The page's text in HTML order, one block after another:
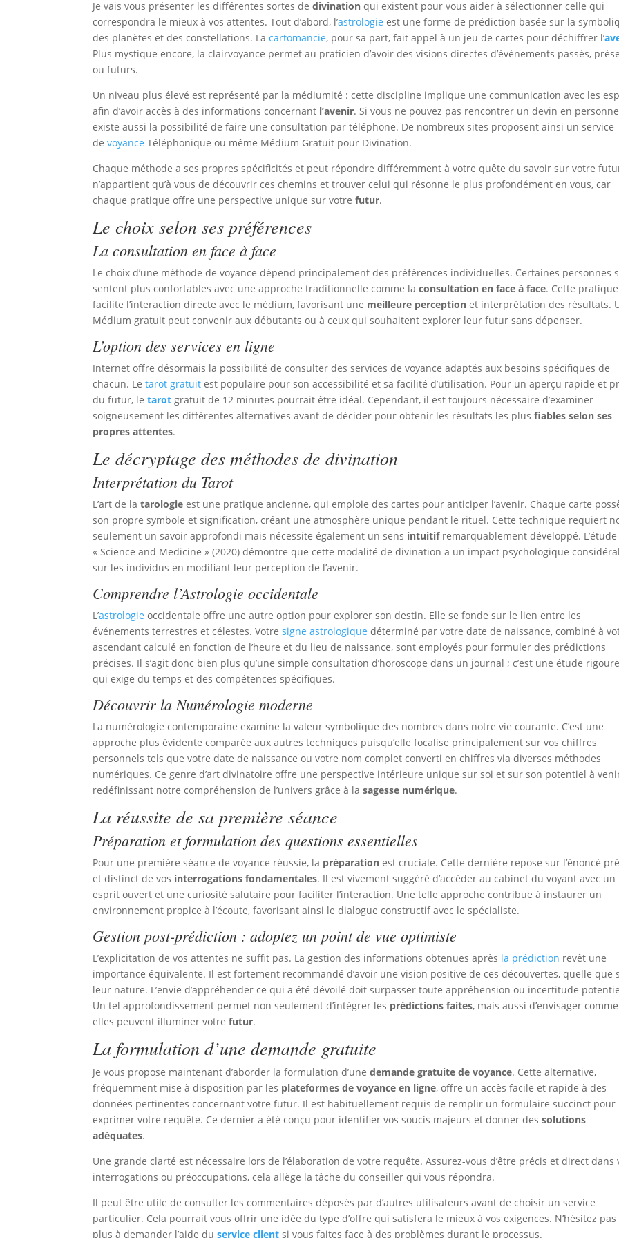
Je vais vous présenter les différentes sortes dedivination qui existent pour vous aider à sélectionner celle qui
correspondra le mieux à vos attentes. Tout d’abord, l’astrologie est une forme de prédiction basée sur la
des planètes et des constellations. Lacartomancie, pour sa part, fait appel à un jeu de cartes pour déchiffrer l’
Plus mystique encore, la clairvoyance permet au praticien d’avoir des visions directes d’événements passés,
ou futurs.
Un niveau plus élevé est représenté par la médiumité : cette discipline implique une communication avec les
afin d’avoir accès à des informations concernant l’avenir. Si vous ne pouvez pas rencontrer un devin en
existe aussi la possibilité de faire une consultation par téléphone. De nombreux sites proposent ainsi un service
devoyance Téléphonique ou même Médium Gratuit pour Divination.
Chaque méthode a ses propres spécificités et peut répondre différemment à votre quête du savoir sur votre
n’appartient qu’à vous de découvrir ces chemins et trouver celui qui résonne le plus profondément en vous, car
chaque pratique offre une perspective unique sur votrefutur.
Le choix selon ses préférences
La consultation en face à face
Le choix d’une méthode de voyance dépend principalement des préférences individuelles. Certaines personnes
sentent plus confortables avec une approche traditionnelle comme laconsultation en face à face. Cette pratique
facilite l’interaction directe avec le médium, favorisant une meilleure perception et interprétation des résultats.
Médium gratuit peut convenir aux débutants ou à ceux qui souhaitent explorer leur futur sans dépenser.
L’option des services en ligne
Internet offre désormais la possibilité de consulter des services de voyance adaptés aux besoins spécifiques de
chacun. Letarot gratuit est populaire pour son accessibilité et sa facilité d’utilisation. Pour un aperçu rapide et
du futur, letarot gratuit de 12 minutes pourrait être idéal. Cependant, il est toujours nécessaire d’examiner
soigneusement les différentes alternatives avant de décider pour obtenir les résultats les plusfiables selon ses
propres attentes.
Le décryptage des méthodes de divination
Interprétation du Tarot
L’art de latarologie est une pratique ancienne, qui emploie des cartes pour anticiper l’avenir. Chaque carte
son propre symbole et signification, créant une atmosphère unique pendant le rituel. Cette technique requiert
seulement un savoir approfondi mais nécessite également un sens intuitifremarquablement développé. L’étude
« Science and Medicine » (2020) démontre que cette modalité de divination a un impact psychologique
sur les individus en modifiant leur perception de l’avenir.
Comprendre l’Astrologie occidentale
L’astrologie occidentale offre une autre option pour explorer son destin. Elle se fonde sur le lien entre les
événements terrestres et célestes. Votresigne astrologique déterminé par votre date de naissance, combiné à
ascendant calculé en fonction de l’heure et du lieu de naissance, sont employés pour formuler des prédictions
précises. Il s’agit donc bien plus qu’une simple consultation d’horoscope dans un journal ; c’est une étude
qui exige du temps et des compétences spécifiques.
Découvrir la Numérologie moderne
La numérologie contemporaine examine la valeur symbolique des nombres dans notre vie courante. C’est une
approche plus évidente comparée aux autres techniques puisqu’elle focalise principalement sur vos chiffres
personnels tels que votre date de naissance ou votre nom complet converti en chiffres via diverses méthodes
numériques. Ce genre d’art divinatoire offre une perspective intérieure unique sur soi et sur son potentiel à
redéfinissant notre compréhension de l’univers grâce à lasagesse numérique.
La réussite de sa première séance
Préparation et formulation des questions essentielles
Pour une première séance de voyance réussie, la préparation est cruciale. Cette dernière repose sur l’énoncé
et distinct de vos interrogations fondamentales. Il est vivement suggéré d’accéder au cabinet du voyant avec un
esprit ouvert et une curiosité salutaire pour faciliter l’interaction. Une telle approche contribue à instaurer un
environnement propice à l’écoute, favorisant ainsi le dialogue constructif avec le spécialiste.
Gestion post-prédiction : adoptez un point de vue optimiste
L’explicitation de vos attentes ne suffit pas. La gestion des informations obtenues après la prédiction revêt une
importance équivalente. Il est fortement recommandé d’avoir une vision positive de ces découvertes, quelle que
leur nature. L’envie d’appréhender ce qui a été dévoilé doit surpasser toute appréhension ou incertitude
Un tel approfondissement permet non seulement d’intégrer les prédictions faites, mais aussi d’envisager
elles peuvent illuminer votrefutur.
La formulation d’une demande gratuite
Je vous propose maintenant d’aborder la formulation d’unedemande gratuite de voyance. Cette alternative,
fréquemment mise à disposition par les plateformes de voyance en ligne, offre un accès facile et rapide à des
données pertinentes concernant votre futur. Il est habituellement requis de remplir un formulaire succinct pour
exprimer votre requête. Ce dernier a été conçu pour identifier vos soucis majeurs et donner dessolutions
adéquates.
Une grande clarté est nécessaire lors de l’élaboration de votre requête. Assurez-vous d’être précis et direct dans
interrogations ou préoccupations, cela allège la tâche du conseiller qui vous répondra.
Il peut être utile de consulter les commentaires déposés par d’autres utilisateurs avant de choisir un service
particulier. Cela pourrait vous offrir une idée du type d’offre qui satisfera le mieux à vos exigences. N’hésitez pas
plus à demander l’aide duservice client si vous faites face à des problèmes durant le processus.